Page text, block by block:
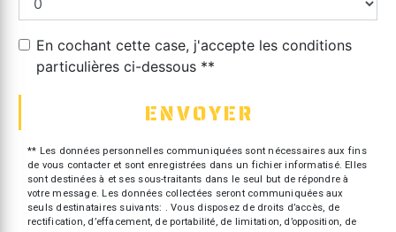
En cochant cette case, j'accepte les conditions
particulières ci-dessous **
ENVOYER
** Les données personnelles communiquées sont nécessaires aux fins
de vous contacter et sont enregistrées dans un fichier informatisé. Elles
sont destinées à et ses sous-traitants dans le seul but de répondre à
votre message. Les données collectées seront communiquées aux
seuls destinataires suivants: . Vous disposez de droits d’accès, de
rectification, d’effacement, de portabilité, de limitation, d’opposition, de